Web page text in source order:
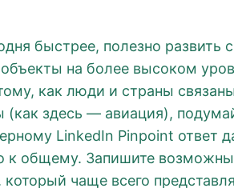
быстрее, полезно развить
на более высоком
как люди и страны
(как здесь — авиация),
LinkedIn Pinpoint ответ
к общему. Запишите
чаще всего